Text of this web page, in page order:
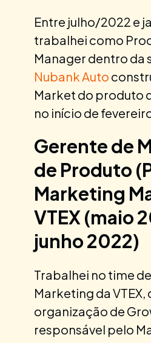
Entre julho/2022 e
trabalhei como
Manager dentro da
Nubank Auto
Market do produto
no início de
Gerente de
de Produto
Marketing
VTEX (maio
junho 2022)
Trabalhei no time
Marketing da VTEX,
organização de
responsável pelo